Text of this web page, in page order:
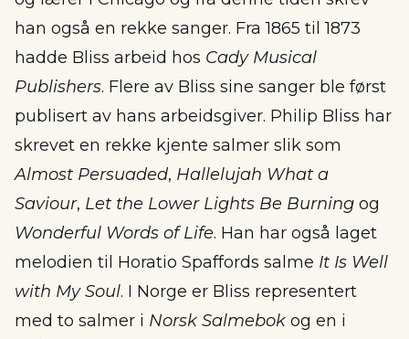
han også en rekke sanger. Fra 1865 til 1873
hadde Bliss arbeid hos Cady Musical
Publishers. Flere av Bliss sine sanger ble først
publisert av hans arbeidsgiver. Philip Bliss har
skrevet en rekke kjente salmer slik som
Almost Persuaded, Hallelujah What a
Saviour, Let the Lower Lights Be Burning og
Wonderful Words of Life. Han har også laget
melodien til Horatio Spaffords salme It Is Well
with My Soul. I Norge er Bliss representert
med to salmer i Norsk Salmebok og en i